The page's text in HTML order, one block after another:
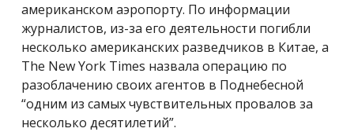
американском аэропорту. По информации
журналистов, из-за его деятельности погибли
несколько американских разведчиков в Китае, а
The New York Times назвала операцию по
разоблачению своих агентов в Поднебесной
“одним из самых чувствительных провалов за
несколько десятилетий”.